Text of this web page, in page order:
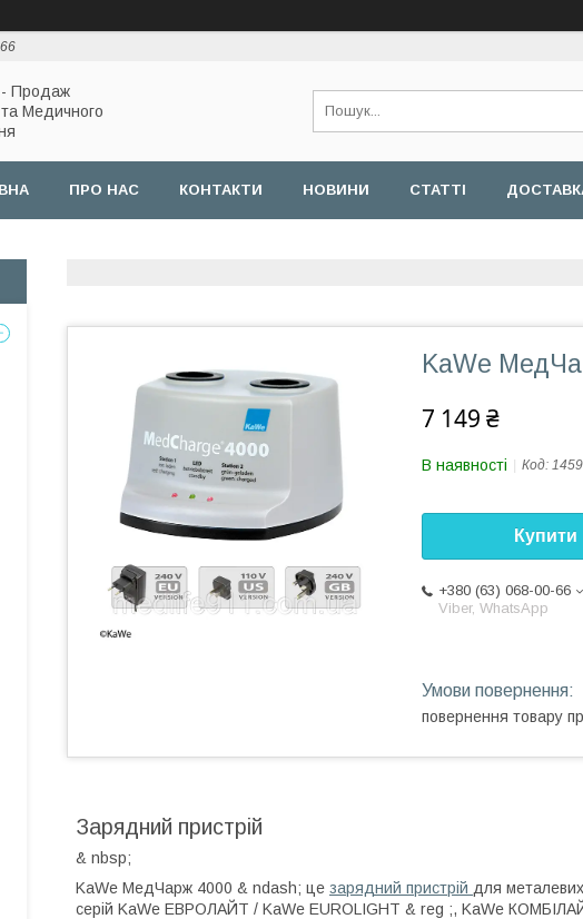
- Продаж
Медичного
ПРО НАС КОНТАКТИ НОВИНИ СТАТТІ
KaWe
7 149 ₴
В наявності Код: 1459
Купити
+380 (63) 068-00-66
Viber, WhatsApp
повернення товару
Зарядний пристрій
& nbsp;
KaWe MедЧарж 4000 & ndash; це зарядний пристрій для
серій KaWe ЕВРОЛАЙТ / KaWe EUROLIGHT & reg ;, KaWe